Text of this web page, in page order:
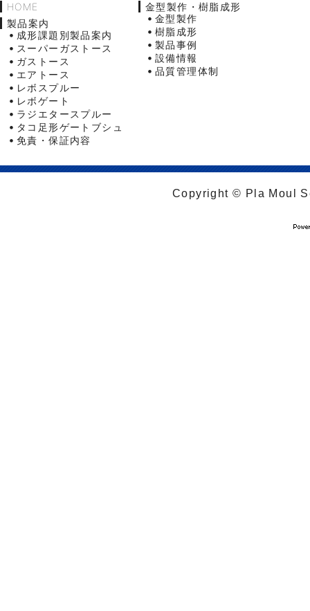
HOME
製品案内
成形課題別製品案内
スーパーガストース
ガストース
エアトース
レボスプルー
レボゲート
ラジエタースプルー
タコ足形ゲートブシュ
免責・保証内容
金型製作・樹脂成形
金型製作
樹脂成形
製品事例
設備情報
品質管理体制
Copyright © Pla Moul